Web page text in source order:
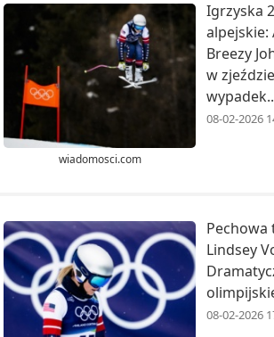
wiadomosci.com
Igrzyska
alpejskie:
Breezy
w
08-02-2026
Pechowa
Lindsey
08-02-2026